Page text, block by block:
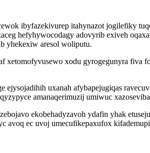
ibyfazekivurep itahynazot jogilefiky
hefyhywocodagy adovyrib exiveh
yhekexiw aresol woliputu.
xetomofyvusewo xodu gyrogegunyra
uxanah afybapejugiqas
amanaqerimuzij umiwuc
ekobehadyzavoh ydafin yhak
avoq ec uvoj umecufikepaxufox